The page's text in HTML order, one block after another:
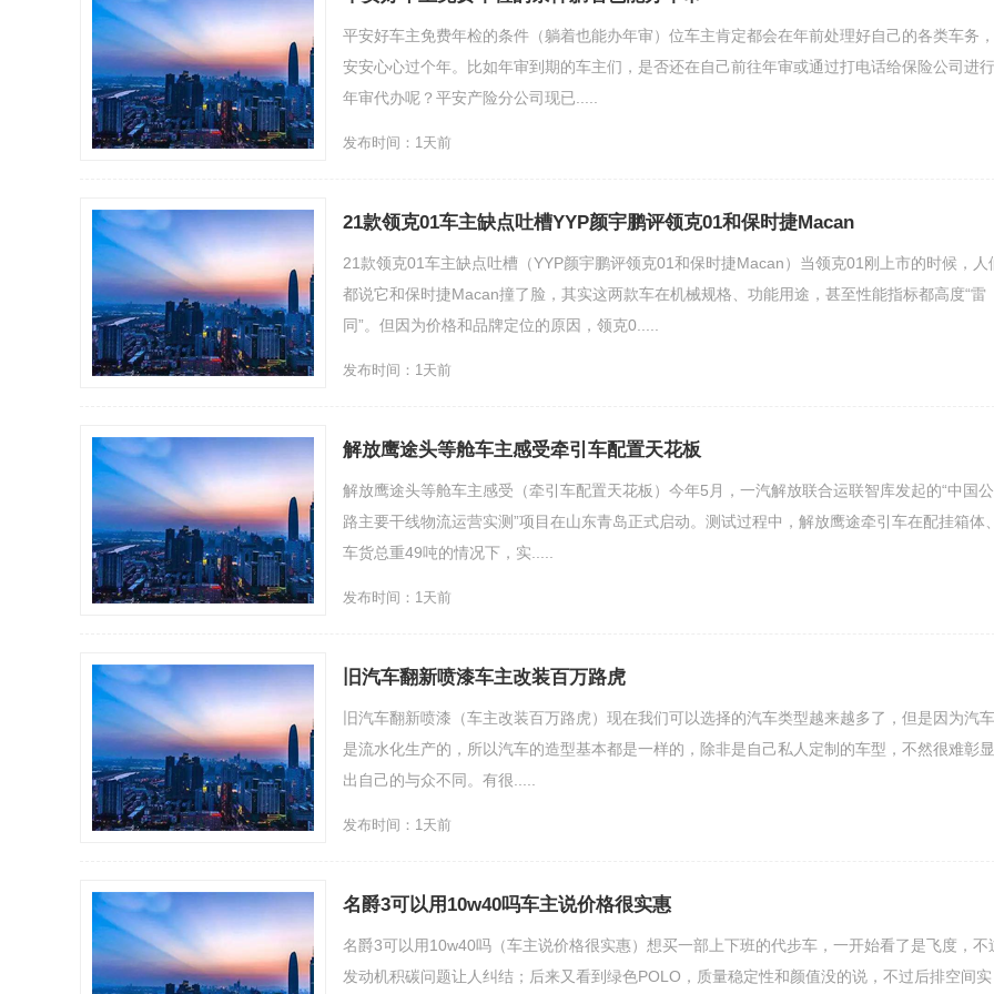
平安好车主免费年检的条件（躺着也能办年审）位车主肯定都会在年前处理好自己的各类车务，
安安心心过个年。比如年审到期的车主们，是否还在自己前往年审或通过打电话给保险公司进行
年审代办呢？平安产险分公司现已.....
发布时间：1天前
21款领克01车主缺点吐槽YYP颜宇鹏评领克01和保时捷Macan
21款领克01车主缺点吐槽（YYP颜宇鹏评领克01和保时捷Macan）当领克01刚上市的时候，人
都说它和保时捷Macan撞了脸，其实这两款车在机械规格、功能用途，甚至性能指标都高度“雷
同”。但因为价格和品牌定位的原因，领克0.....
发布时间：1天前
解放鹰途头等舱车主感受牵引车配置天花板
解放鹰途头等舱车主感受（牵引车配置天花板）今年5月，一汽解放联合运联智库发起的“中国公
路主要干线物流运营实测”项目在山东青岛正式启动。测试过程中，解放鹰途牵引车在配挂箱体、
车货总重49吨的情况下，实.....
发布时间：1天前
旧汽车翻新喷漆车主改装百万路虎
旧汽车翻新喷漆（车主改装百万路虎）现在我们可以选择的汽车类型越来越多了，但是因为汽车
是流水化生产的，所以汽车的造型基本都是一样的，除非是自己私人定制的车型，不然很难彰显
出自己的与众不同。有很.....
发布时间：1天前
名爵3可以用10w40吗车主说价格很实惠
名爵3可以用10w40吗（车主说价格很实惠）想买一部上下班的代步车，一开始看了是飞度，不
发动机积碳问题让人纠结；后来又看到绿色POLO，质量稳定性和颜值没的说，不过后排空间实